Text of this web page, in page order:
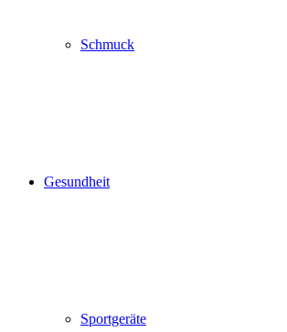
Schmuck
Gesundheit
Sportgeräte